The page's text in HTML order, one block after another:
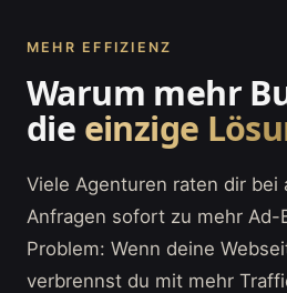
MEHR EFFIZIENZ
Warum mehr
die einzige
Viele Agenturen raten dir bei
Anfragen sofort zu mehr Ad-
Problem: Wenn deine
verbrennst du mit mehr